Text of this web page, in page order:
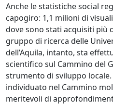
Anche le statistiche social
capogiro: 1,1 milioni di
dove sono stati acquisiti più
gruppo di ricerca delle
dell’Aquila, intanto, sta
scientifico sul Cammino del
strumento di sviluppo
individuato nel Cammino
meritevoli di